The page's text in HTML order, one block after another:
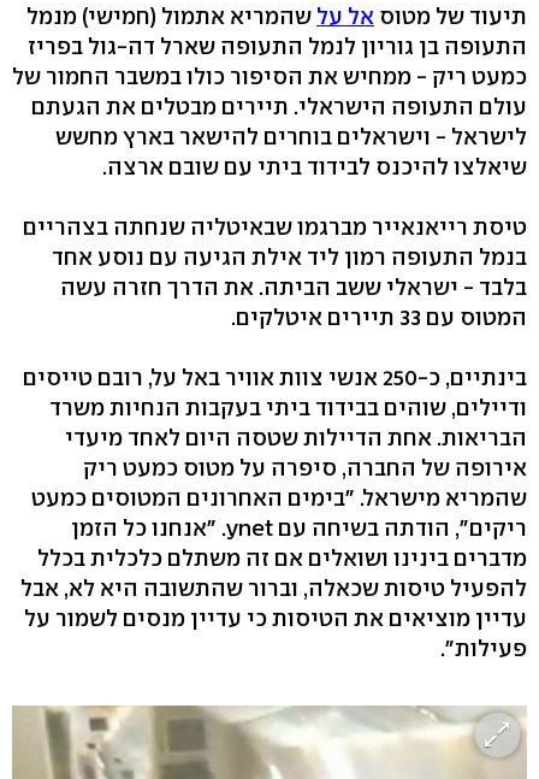
תיעוד של מטוס אל על שהמריא אתמול (חמישי) מנמל
התעופה בן גוריון לנמל התעופה שארל דה-גול בפריז
כמעט ריק - ממחיש את הסיפור כולו במשבר החמור של
עולם התעופה הישראלי. תיירים מבטלים את הגעתם
לישראל - וישראלים בוחרים להישאר בארץ מחשש
שיאלצו להיכנס לבידוד ביתי עם שובם ארצה.
טיסת רייאנאייר מברגמו שבאיטליה שנחתה בצהריים
בנמל התעופה רמון ליד אילת הגיעה עם נוסע אחד
בלבד - ישראלי ששב הביתה. את הדרך חזרה עשה
המטוס עם 33 תיירים איטלקים.
בינתיים, כ-250 אנשי צוות אוויר באל על, רובם טייסים
ודיילים, שוהים בבידוד ביתי בעקבות הנחיות משרד
הבריאות. אחת הדיילות שטסה היום לאחד מיעדי
אירופה של החברה, סיפרה על מטוס כמעט ריק
שהמריא מישראל. "בימים האחרונים המטוסים כמעט
ריקים", הודתה בשיחה עם ynet. "אנחנו כל הזמן
מדברים בינינו ושואלים אם זה משתלם כלכלית בכלל
להפעיל טיסות שכאלה, וברור שהתשובה היא לא, אבל
עדיין מוציאים את הטיסות כי עדיין מנסים לשמור על
פעילות".